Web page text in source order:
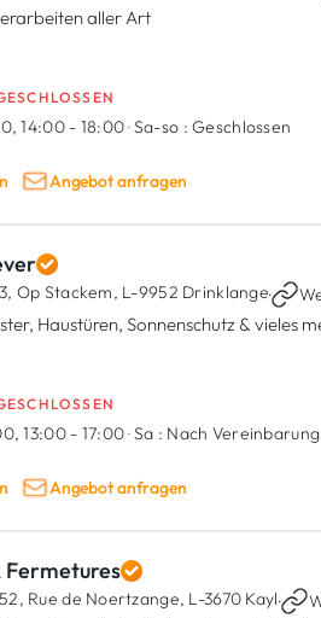
aller Art
14:00 - 18:00·Sa-so : Geschlossen
Angebot anfragen
3, Op Stackem, L-9952 Drinklange·
Haustüren, Sonnenschutz & vieles
13:00 - 17:00·Sa : Nach
Angebot anfragen
Fermetures
52, Rue de Noertzange, L-3670 Kayl·